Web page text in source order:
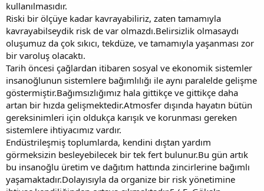
kullanılmasıdır.
Riski bir ölçüye kadar kavrayabiliriz, zaten tamamıyla
kavrayabilseydik risk de var olmazdı.Belirsizlik olmasaydı
oluşumuz da çok sıkıcı, tekdüze, ve tamamıyla yaşanması zor
bir varoluş olacaktı.
Tarih öncesi çağlardan itibaren sosyal ve ekonomik sistemler
insanoğlunun sistemlere bağımlılığı ile aynı paralelde gelişme
göstermiştir.Bağımsızlığımız hala gittikçe ve gittikçe daha
artan bir hızda gelişmektedir.Atmosfer dışında hayatın bütün
gereksinimleri için oldukça karışık ve korunması gereken
sistemlere ihtiyacımız vardır.
Endüstrileşmiş toplumlarda, kendini dıştan yardım
görmeksizin besleyebilecek bir tek fert bulunur.Bu gün artık
bu insanoğlu üretim ve dağıtım hattında zincirlerine bağımlı
yaşamaktadır.Dolayısıyla da organize bir risk yönetimine